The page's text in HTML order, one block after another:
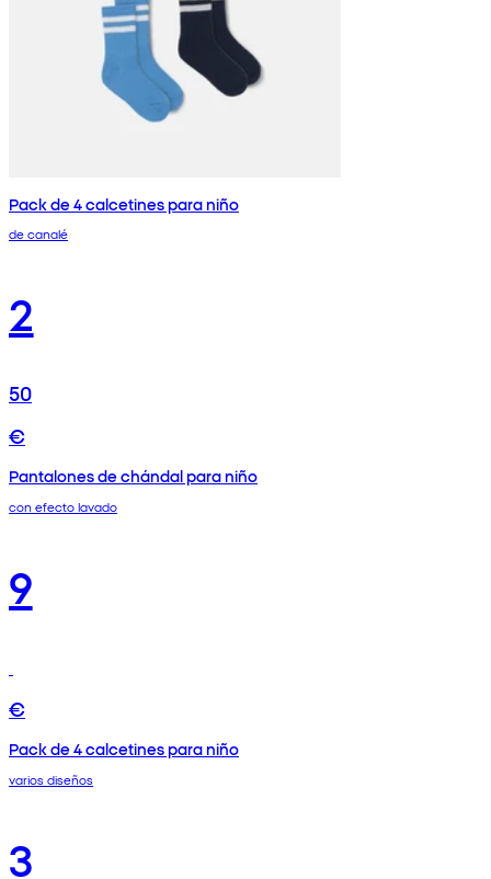
Pack de 4 calcetines para niño
de canalé
2
50
€
Pantalones de chándal para niño
con efecto lavado
9
€
Pack de 4 calcetines para niño
varios diseños
3